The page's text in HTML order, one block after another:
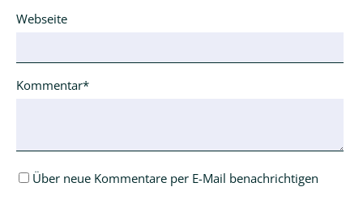
Webseite
Pflichtfeld
Kommentar*
Über neue Kommentare per E-Mail benachrichtigen